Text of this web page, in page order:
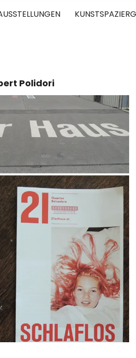
Polidori